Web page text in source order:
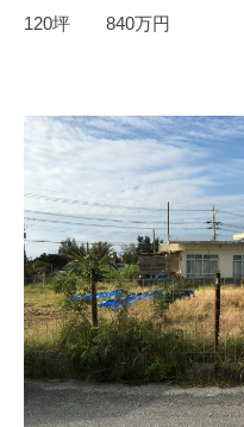
120坪 840万円